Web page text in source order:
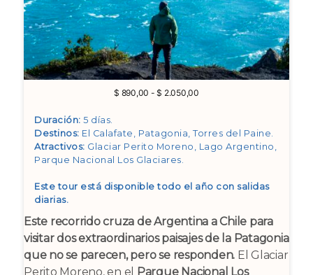
$ 890,00 - $ 2.050,00
desde
$ 890,00
hasta
Duración: 5 días.
Destinos: El Calafate, Patagonia, Torres del Paine
Atractivos: Glaciar Perito Moreno, Lago Argentino,
Parque Nacional Los Glaciares
Este tour está disponible todo el año con salidas
diarias.
Este recorrido cruza de Argentina a Chile para
visitar dos extraordinarios paisajes de la Patagonia
que no se parecen, pero se responden. El Glaciar
Perito Moreno, en el Parque Nacional Los